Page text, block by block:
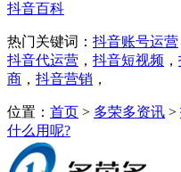
抖音百科
热门关键词： 抖音账号运营
抖音代运营 ， 抖音短视频 ，
商 ， 抖音营销 ，
位置： 首页 > 多荣多资讯 >
什么用呢?